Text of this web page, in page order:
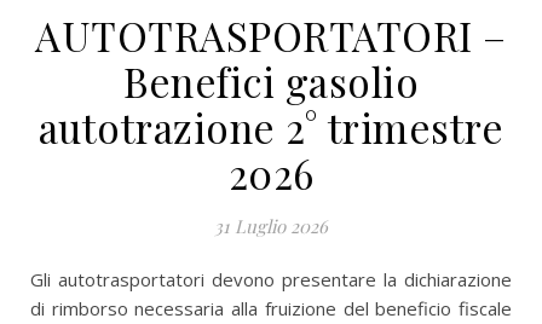
AUTOTRASPORTATORI –
Benefici gasolio
autotrazione 2° trimestre
2026
31 Luglio 2026
Gli autotrasportatori devono presentare la dichiarazione
di rimborso necessaria alla fruizione del beneficio fiscale